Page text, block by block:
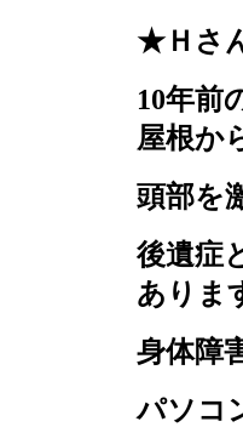
★Ｈさ
10年前
屋根か
頭部を
後遺症
ありま
身体障
パソコ